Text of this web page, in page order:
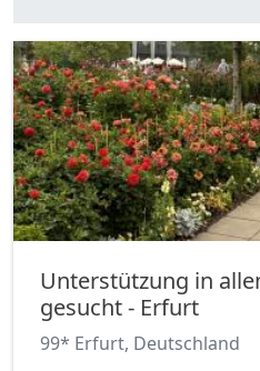
Unterstützung in
gesucht - Erfurt
99* Erfurt, Deutschland